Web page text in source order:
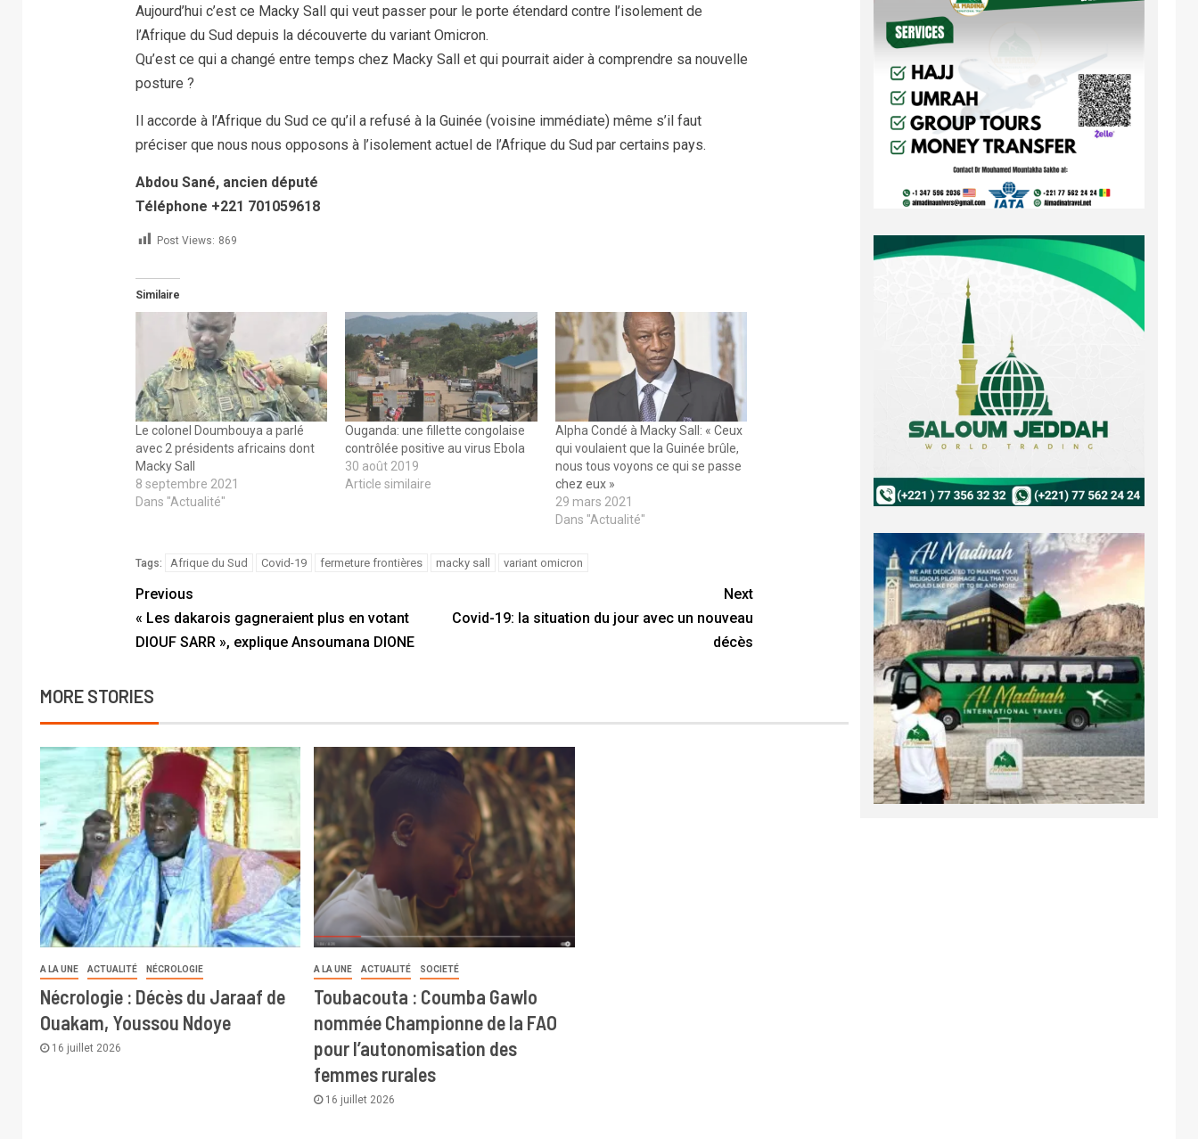
Aujourd’hui c’est ce Macky Sall qui veut passer pour le porte étendard contre l’isolement de
l’Afrique du Sud depuis la découverte du variant Omicron.
Qu’est ce qui a changé entre temps chez Macky Sall et qui pourrait aider à comprendre sa nouvelle
posture ?
Il accorde à l’Afrique du Sud ce qu’il a refusé à la Guinée (voisine immédiate) même s’il faut
préciser que nous nous opposons à l’isolement actuel de l’Afrique du Sud par certains pays.
Abdou Sané, ancien député
Téléphone +221 701059618
Post Views: 869
Similaire
Le colonel Doumbouya a parlé
avec 2 présidents africains dont
Macky Sall
8 septembre 2021
Dans "Actualité"
Ouganda: une fillette congolaise
contrôlée positive au virus Ebola
30 août 2019
Article similaire
Alpha Condé à Macky Sall: « Ceux
qui voulaient que la Guinée brûle,
nous tous voyons ce qui se passe
chez eux »
29 mars 2021
Dans "Actualité"
Tags: Afrique du Sud Covid-19 fermeture frontières macky sall variant omicron
Previous
« Les dakarois gagneraient plus en votant
DIOUF SARR », explique Ansoumana DIONE
Next
Covid-19: la situation du jour avec un nouveau
décès
MORE STORIES
A LA UNE ACTUALITÉ NÉCROLOGIE
Nécrologie : Décès du Jaraaf de
Ouakam, Youssou Ndoye
16 juillet 2026
A LA UNE ACTUALITÉ SOCIETÉ
Toubacouta : Coumba Gawlo
nommée Championne de la FAO
pour l’autonomisation des
femmes rurales
16 juillet 2026